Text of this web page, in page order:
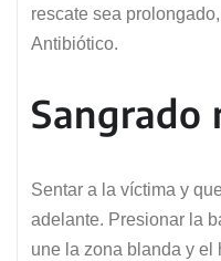
rescate sea
Antibiótico.
Sangrado
Sentar a la víctima y
adelante. Presionar la
une la zona blanda y el